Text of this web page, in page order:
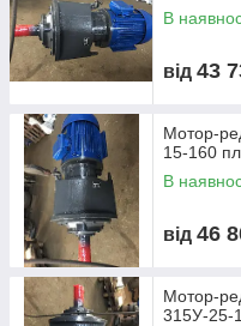
В
від 43
Мотор-
15-160
В
від 46
Мотор-
315У-25-